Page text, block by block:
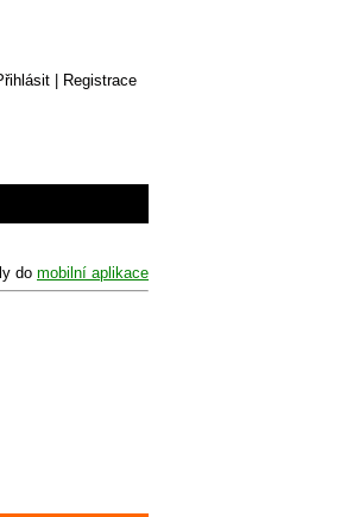
Registrace
do mobilní aplikace